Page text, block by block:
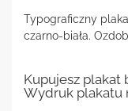
Typograficzny
czarno-biała.
Kupujesz plakat
Wydruk plakatu